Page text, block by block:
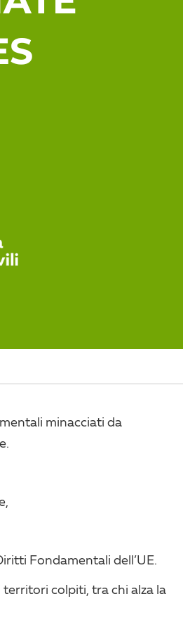
minacciati da
Fondamentali dell’UE.
colpiti, tra chi alza la